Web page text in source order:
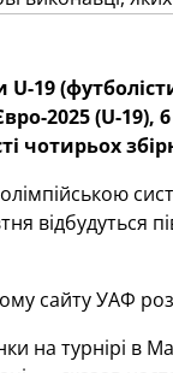
U-19
2025 (U-
чотирьох
сайту УАФ
на турнірі в